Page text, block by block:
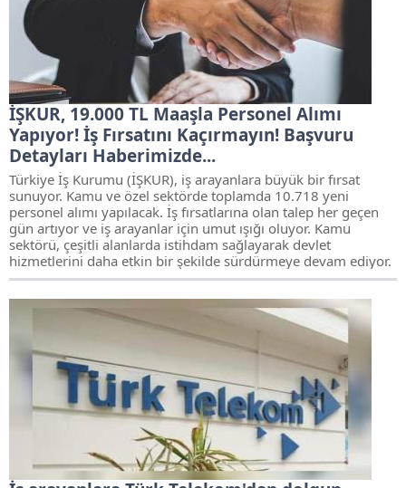
İŞKUR, 19.000 TL Maaşla Personel Alımı
Yapıyor! İş Fırsatını Kaçırmayın! Başvuru
Detayları Haberimizde...
Türkiye İş Kurumu (İŞKUR), iş arayanlara büyük bir fırsat
sunuyor. Kamu ve özel sektörde toplamda 10.718 yeni
personel alımı yapılacak. İş fırsatlarına olan talep her geçen
gün artıyor ve iş arayanlar için umut ışığı oluyor. Kamu
sektörü, çeşitli alanlarda istihdam sağlayarak devlet
hizmetlerini daha etkin bir şekilde sürdürmeye devam ediyor.